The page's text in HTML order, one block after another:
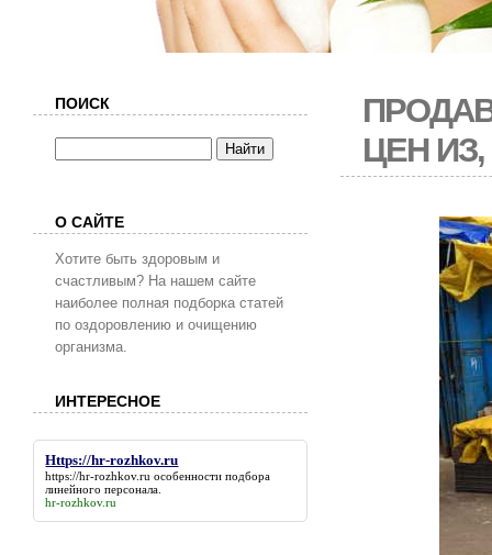
ЦЕН
ПОИСК
О САЙТЕ
Хотите быть здоровым и
счастливым? На нашем сайте
наиболее полная подборка статей
по оздоровлению и очищению
организма.
ИНТЕРЕСНОЕ
Https://hr-rozhkov.ru
https://hr-rozhkov.ru особенности подбора
линейного персонала.
hr-rozhkov.ru